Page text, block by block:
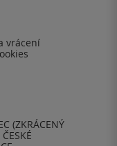
vrácení
(ZKRÁCENÝ